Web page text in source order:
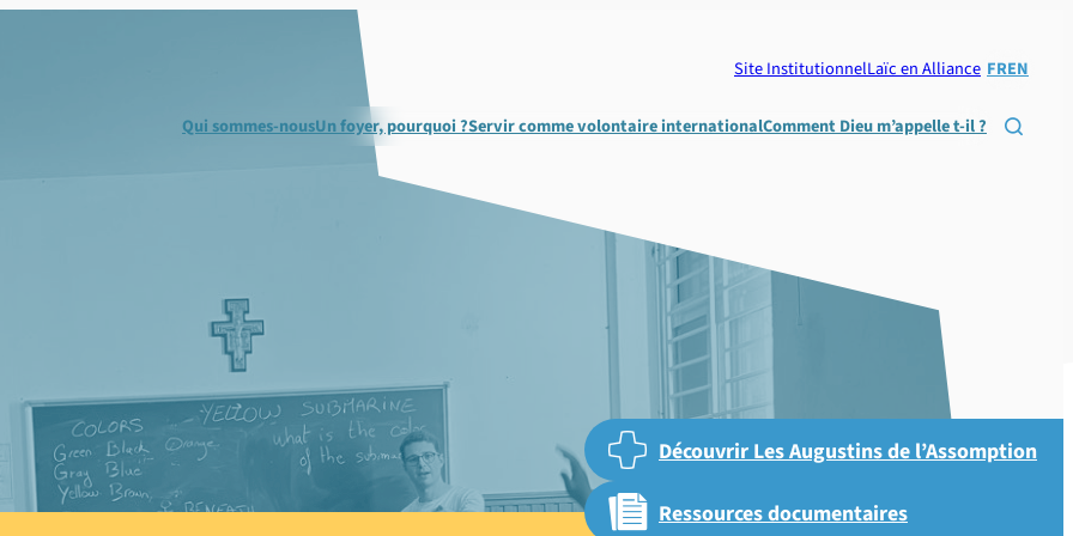
Site InstitutionnelLaïc en Alliance FREN
Qui sommes-nousUn foyer, pourquoi ?Servir comme volontaire internationalComment Dieu m’appelle t-il ? 
Découvrir Les Augustins de l’Assomption
Ressources documentaires